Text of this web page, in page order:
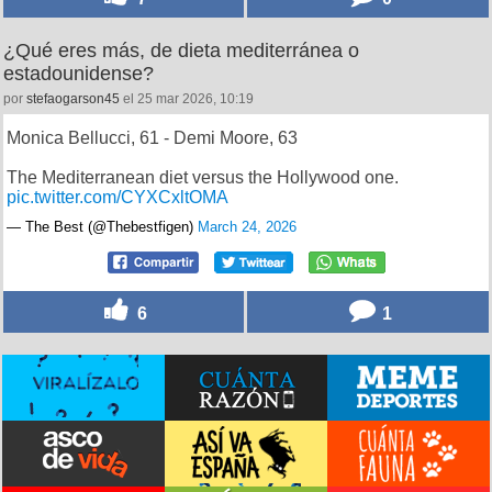
¿Qué eres más, de dieta mediterránea o
estadounidense?
por stefaogarson45 el 25 mar 2026, 10:19
Monica Bellucci, 61 - Demi Moore, 63
The Mediterranean diet versus the Hollywood one.
pic.twitter.com/CYXCxltOMA
— The Best (@Thebestfigen) March 24, 2026
6 1